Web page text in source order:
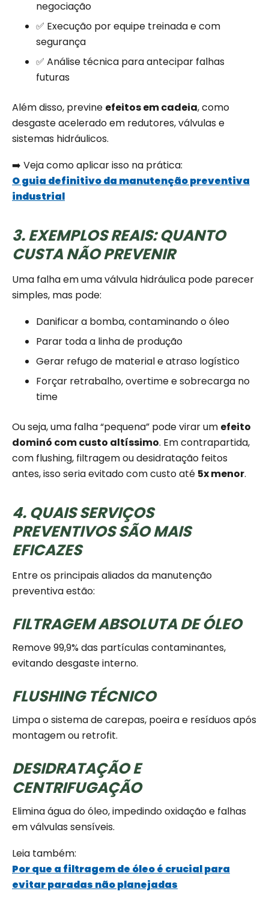
negociação
✅ Execução por equipe treinada e com
segurança
✅ Análise técnica para antecipar falhas
futuras
Além disso, previne efeitos em cadeia, como
desgaste acelerado em redutores, válvulas e
sistemas hidráulicos.
➡️ Veja como aplicar isso na prática:
O guia definitivo da manutenção preventiva
industrial
3. EXEMPLOS REAIS: QUANTO
CUSTA NÃO PREVENIR
Uma falha em uma válvula hidráulica pode parecer
simples, mas pode:
Danificar a bomba, contaminando o óleo
Parar toda a linha de produção
Gerar refugo de material e atraso logístico
Forçar retrabalho, overtime e sobrecarga no
time
Ou seja, uma falha “pequena” pode virar um efeito
dominó com custo altíssimo. Em contrapartida,
com flushing, filtragem ou desidratação feitos
antes, isso seria evitado com custo até 5x menor.
4. QUAIS SERVIÇOS
PREVENTIVOS SÃO MAIS
EFICAZES
Entre os principais aliados da manutenção
preventiva estão:
FILTRAGEM ABSOLUTA DE ÓLEO
Remove 99,9% das partículas contaminantes,
evitando desgaste interno.
FLUSHING TÉCNICO
Limpa o sistema de carepas, poeira e resíduos após
montagem ou retrofit.
DESIDRATAÇÃO E
CENTRIFUGAÇÃO
Elimina água do óleo, impedindo oxidação e falhas
em válvulas sensíveis.
Leia também:
Por que a filtragem de óleo é crucial para
evitar paradas não planejadas